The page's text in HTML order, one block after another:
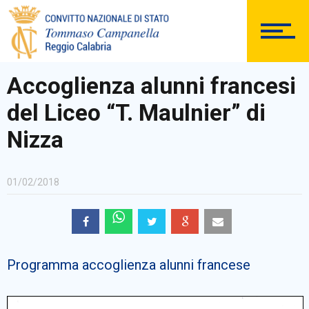
DOCUMENTAZIONE
Accoglienza alunni francesi
del Liceo “T. Maulnier” di
Nizza
01/02/2018
Programma accoglienza alunni francese